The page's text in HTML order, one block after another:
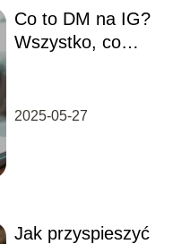
Co to DM na IG?
Wszystko, co
2025-05-27
Jak przyspieszyć